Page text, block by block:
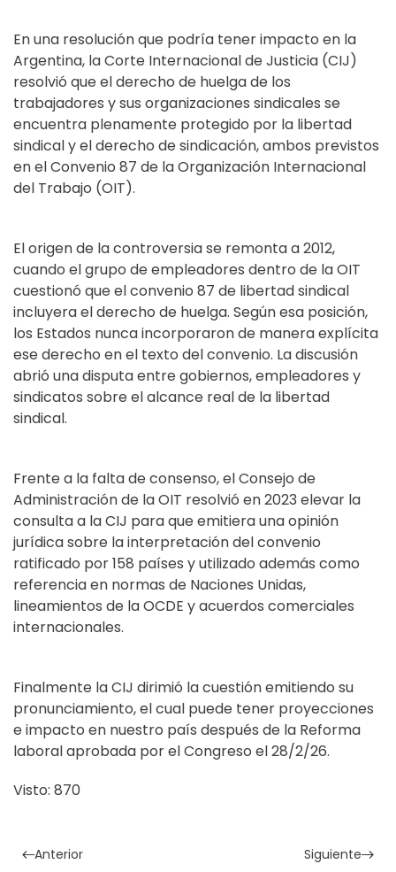
En una resolución que podría tener impacto en la
Argentina, la Corte Internacional de Justicia (CIJ)
resolvió que el derecho de huelga de los
trabajadores y sus organizaciones sindicales se
encuentra plenamente protegido por la libertad
sindical y el derecho de sindicación, ambos previstos
en el Convenio 87 de la Organización Internacional
del Trabajo (OIT).
El origen de la controversia se remonta a 2012,
cuando el grupo de empleadores dentro de la OIT
cuestionó que el convenio 87 de libertad sindical
incluyera el derecho de huelga. Según esa posición,
los Estados nunca incorporaron de manera explícita
ese derecho en el texto del convenio. La discusión
abrió una disputa entre gobiernos, empleadores y
sindicatos sobre el alcance real de la libertad
sindical.
Frente a la falta de consenso, el Consejo de
Administración de la OIT resolvió en 2023 elevar la
consulta a la CIJ para que emitiera una opinión
jurídica sobre la interpretación del convenio
ratificado por 158 países y utilizado además como
referencia en normas de Naciones Unidas,
lineamientos de la OCDE y acuerdos comerciales
internacionales.
Finalmente la CIJ dirimió la cuestión emitiendo su
pronunciamiento, el cual puede tener proyecciones
e impacto en nuestro país después de la Reforma
laboral aprobada por el Congreso el 28/2/26.
Visto: 870
Anterior Siguiente